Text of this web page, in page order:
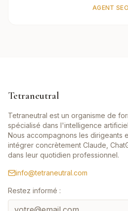
AGENT SEO
Tetraneutral
Tetraneutral est un organisme de
spécialisé dans l'intelligence
Nous accompagnons les dirigeants
intégrer concrètement Claude,
dans leur quotidien professionnel.
info@tetraneutral.com
Restez informé :